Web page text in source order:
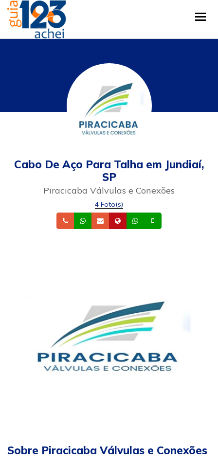
Cabo De Aço Para Talha em Jundiaí,
SP
Piracicaba Válvulas e Conexões
4 Foto(s)
TelefoneWhatsapp
Email Site Whatsapp
Sobre Piracicaba Válvulas e Conexões